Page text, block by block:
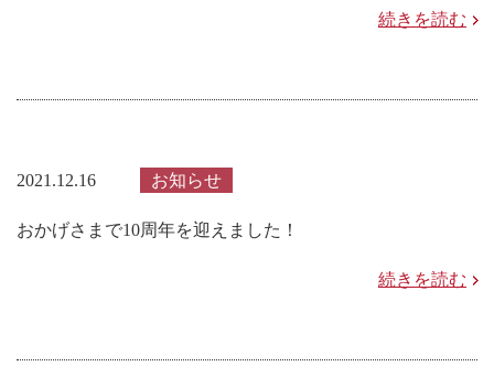
続きを読む
2021.12.16 お知らせ
おかげさまで10周年を迎えました！
続きを読む